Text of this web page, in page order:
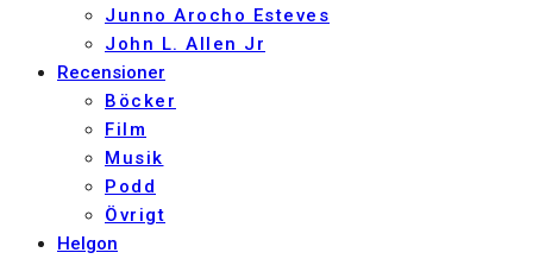
Junno Arocho Esteves
John L. Allen Jr
Recensioner
Böcker
Film
Musik
Podd
Övrigt
Helgon